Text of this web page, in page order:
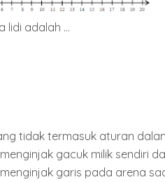
lidi adalah ...
tidak termasuk aturan
gacuk milik sendiri
garis pada arena